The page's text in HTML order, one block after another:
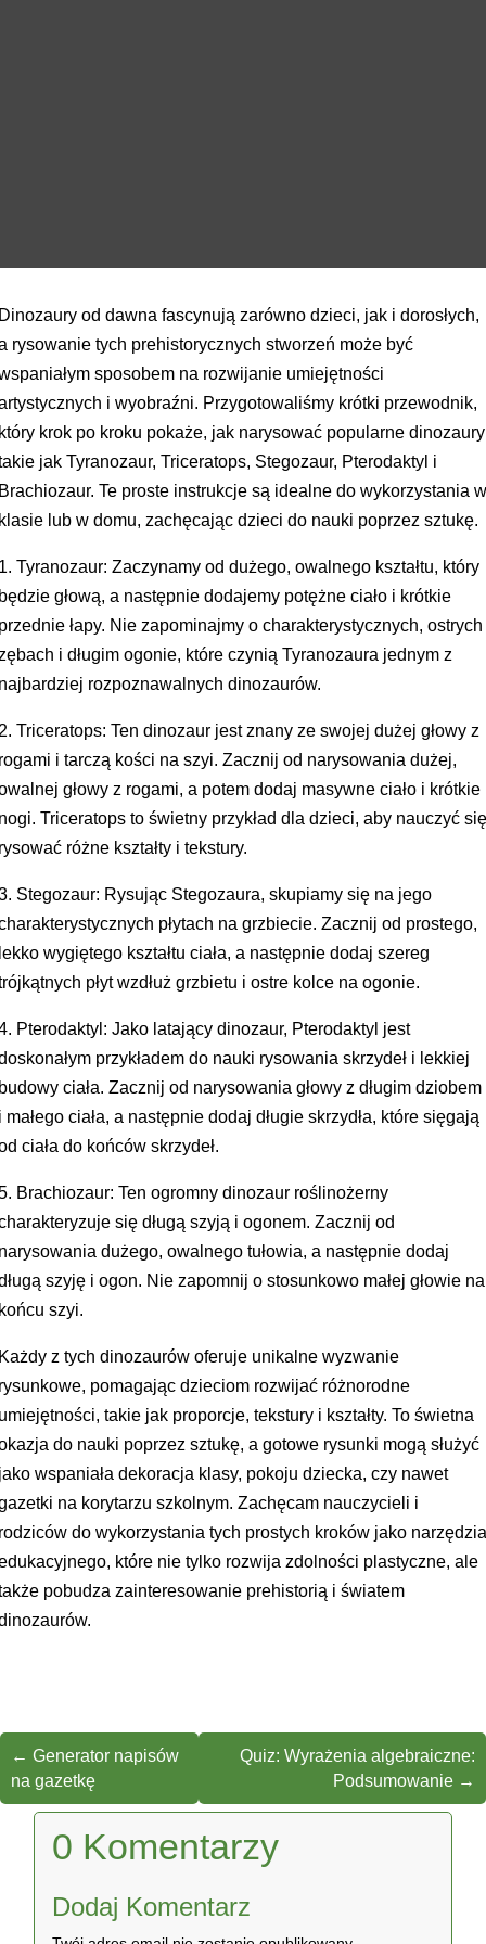
od dawna fascynują zarówno dzieci, jak i dorosłych,
rysowanie tych prehistorycznych stworzeń może być
sposobem na rozwijanie umiejętności
i wyobraźni. Przygotowaliśmy krótki przewodnik,
krok po kroku pokaże, jak narysować popularne dinozaury
jak Tyranozaur, Triceratops, Stegozaur, Pterodaktyl i
Te proste instrukcje są idealne do wykorzystania
lub w domu, zachęcając dzieci do nauki poprzez sztukę.
Tyranozaur: Zaczynamy od dużego, owalnego kształtu, który
głową, a następnie dodajemy potężne ciało i krótkie
łapy. Nie zapominajmy o charakterystycznych, ostrych
i długim ogonie, które czynią Tyranozaura jednym z
rozpoznawalnych dinozaurów.
Triceratops: Ten dinozaur jest znany ze swojej dużej głowy z
i tarczą kości na szyi. Zacznij od narysowania dużej,
głowy z rogami, a potem dodaj masywne ciało i krótkie
Triceratops to świetny przykład dla dzieci, aby nauczyć
różne kształty i tekstury.
Stegozaur: Rysując Stegozaura, skupiamy się na jego
płytach na grzbiecie. Zacznij od prostego,
wygiętego kształtu ciała, a następnie dodaj szereg
płyt wzdłuż grzbietu i ostre kolce na ogonie.
Pterodaktyl: Jako latający dinozaur, Pterodaktyl jest
przykładem do nauki rysowania skrzydeł i lekkiej
ciała. Zacznij od narysowania głowy z długim dziobem
małego ciała, a następnie dodaj długie skrzydła, które sięgają
ciała do końców skrzydeł.
Brachiozaur: Ten ogromny dinozaur roślinożerny
się długą szyją i ogonem. Zacznij od
dużego, owalnego tułowia, a następnie dodaj
szyję i ogon. Nie zapomnij o stosunkowo małej głowie na
szyi.
z tych dinozaurów oferuje unikalne wyzwanie
pomagając dzieciom rozwijać różnorodne
takie jak proporcje, tekstury i kształty. To świetna
do nauki poprzez sztukę, a gotowe rysunki mogą służyć
wspaniała dekoracja klasy, pokoju dziecka, czy nawet
na korytarzu szkolnym. Zachęcam nauczycieli i
do wykorzystania tych prostych kroków jako
które nie tylko rozwija zdolności plastyczne, ale
pobudza zainteresowanie prehistorią i światem
← Generator napisów
na gazetkę
Quiz: Wyrażenia algebraiczne:
Podsumowanie →
0 Komentarzy
Dodaj Komentarz